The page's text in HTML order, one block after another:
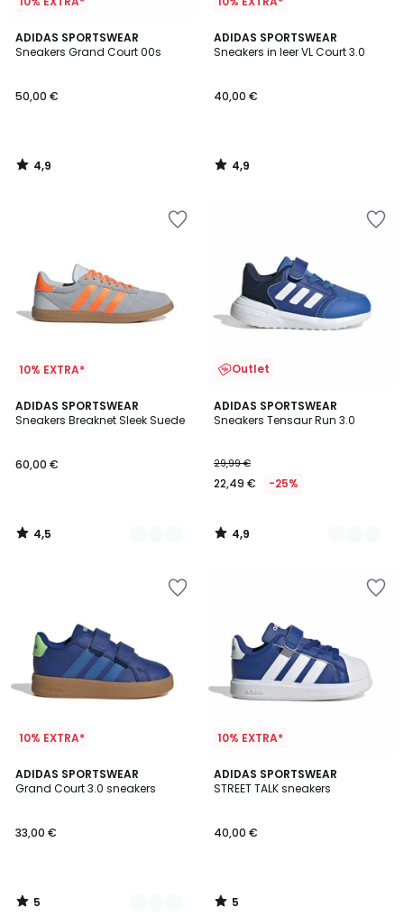
ADIDAS SPORTSWEAR
Sneakers Grand Court 00s
50,00 €
4,9
/ 5
4,9
/
ADIDAS SPORTSWEAR
Sneakers in leer VL Court 3.0
40,00 €
4,9
/ 5
4,9
/
10% EXTRA*
ADIDAS SPORTSWEAR
Sneakers Breaknet Sleek Suede
60,00 €
4,5
/ 5
3
Kleuren
4,5
/
Outlet
ADIDAS SPORTSWEAR
Sneakers Tensaur Run 3.0
29,99 €
22,49 € -25%
4,9
/ 5
2
Kleuren
4,9
/
10% EXTRA*
ADIDAS SPORTSWEAR
Grand Court 3.0 sneakers
33,00 €
5
/
2
Kleuren
5
/
10% EXTRA*
ADIDAS SPORTSWEAR
STREET TALK sneakers
40,00 €
5
/
5
/